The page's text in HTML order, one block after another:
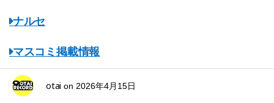
ナルセ
マスコミ掲載情報
みちのくオタレコ
otai on 2026年4月15日